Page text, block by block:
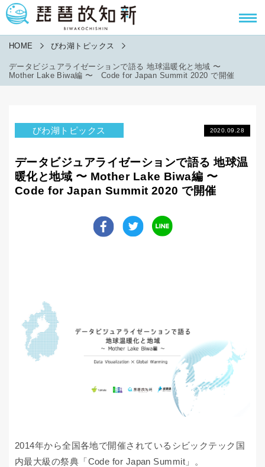
HOME びわ湖トピックス
データビジュアライゼーションで語る 地球温暖化と地域 〜
Mother Lake Biwa編 〜 Code for Japan Summit 2020 で開催
びわ湖トピックス 2020.09.28
データビジュアライゼーションで語る 地球温
暖化と地域 〜 Mother Lake Biwa編 〜
Code for Japan Summit 2020 で開催
2014年から全国各地で開催されているシビックテック国
内最大級の祭典「Code for Japan Summit」。